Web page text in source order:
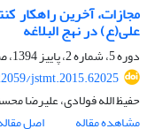
مجازات، آخرین راهکار
علی(ع) در نهج البلاغه
دوره 5، شماره 2، پاییز 1394، صفحه
jstmt.2015.62025
حفیظ الله فولادی، علیرضا
مشاهده مقاله
اصل